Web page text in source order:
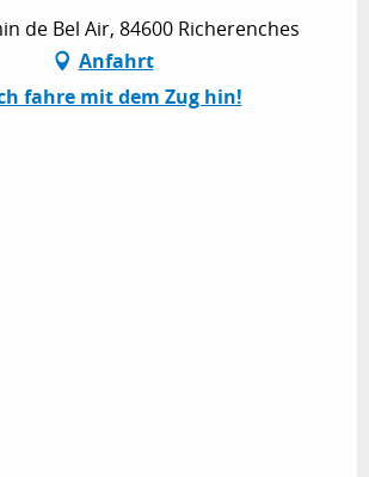
de Bel Air, 84600 Richerenches
Anfahrt
fahre mit dem Zug hin!